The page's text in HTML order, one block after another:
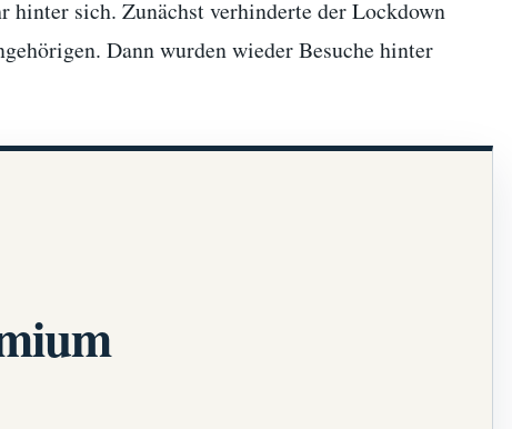
hinter sich. Zunächst verhinderte der Lockdown
Dann wurden wieder Besuche hinter